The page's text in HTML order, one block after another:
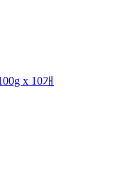
x 10개